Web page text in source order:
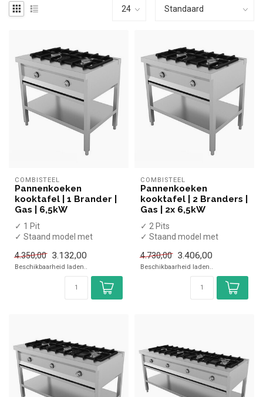
COMBISTEEL
Pannenkoeken
kooktafel | 1 Brander |
Gas | 6,5kW
✓ 1 Pit
✓ Staand model met
✓ 6,5 kW
✓ Gas
4.350,00 3.132,00
Beschikbaarheid laden..
COMBISTEEL
Pannenkoeken
kooktafel | 2 Branders |
Gas | 2x 6,5kW
✓ 2 Pits
✓ Staand model met
✓ 2x 6,5 kW
✓ Gas
4.730,00 3.406,00
Beschikbaarheid laden..